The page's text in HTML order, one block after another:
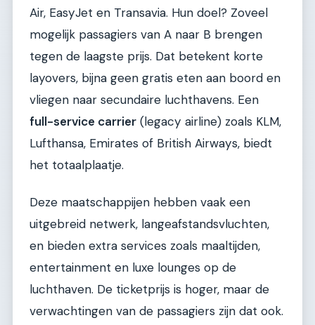
Air, EasyJet en Transavia. Hun doel? Zoveel
mogelijk passagiers van A naar B brengen
tegen de laagste prijs. Dat betekent korte
layovers, bijna geen gratis eten aan boord en
vliegen naar secundaire luchthavens. Een
full-service carrier (legacy airline) zoals KLM,
Lufthansa, Emirates of British Airways, biedt
het totaalplaatje.
Deze maatschappijen hebben vaak een
uitgebreid netwerk, langeafstandsvluchten,
en bieden extra services zoals maaltijden,
entertainment en luxe lounges op de
luchthaven. De ticketprijs is hoger, maar de
verwachtingen van de passagiers zijn dat ook.